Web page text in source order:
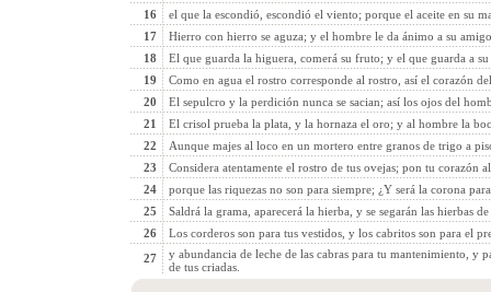
16
el que la escondió, escondió el viento; porque el aceite en su
17
Hierro con hierro se aguza; y el hombre le da ánimo a su
18
El que guarda la higuera, comerá su fruto; y el que guarda a su
19
Como en agua el rostro corresponde al rostro, así el corazón
20
El sepulcro y la perdición nunca se sacian; así los ojos del
21
El crisol prueba la plata, y la hornaza el oro; y al hombre la
22
Aunque majes al loco en un mortero entre granos de trigo a
23
Considera atentamente el rostro de tus ovejas; pon tu corazón
24
porque las riquezas no son para siempre; ¿Y será la corona
25
Saldrá la grama, aparecerá la hierba, y se segarán las hierbas
26
Los corderos son para tus vestidos, y los cabritos son para el
27
y abundancia de leche de las cabras para tu mantenimiento, y
de tus criadas.